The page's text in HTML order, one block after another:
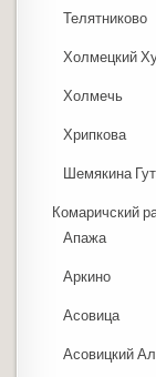
Телятниково
Холмецкий
Холмечь
Хрипкова
Шемякина
Комаричский
Апажа
Аркино
Асовица
Асовицкий